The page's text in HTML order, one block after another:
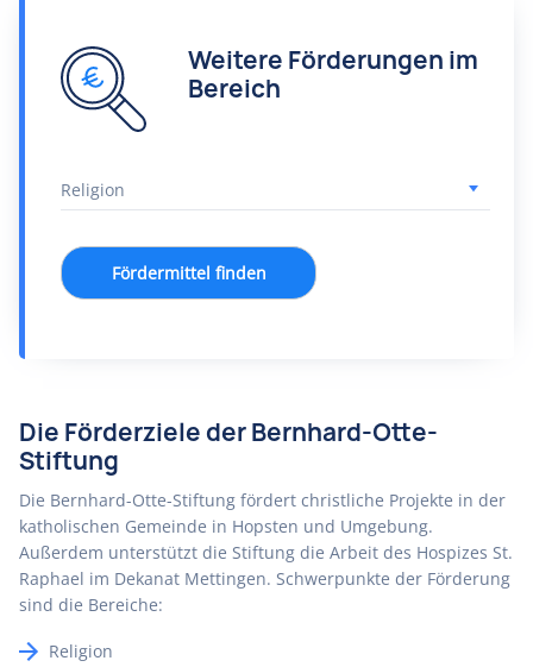
Weitere Förderungen im
Bereich
Fördermittel finden
Die Förderziele der Bernhard-Otte-
Stiftung
Die Bernhard-Otte-Stiftung fördert christliche Projekte in der
katholischen Gemeinde in Hopsten und Umgebung.
Außerdem unterstützt die Stiftung die Arbeit des Hospizes St.
Raphael im Dekanat Mettingen. Schwerpunkte der Förderung
sind die Bereiche:
Religion